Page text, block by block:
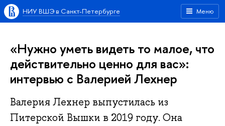
Меню
НИУ ВШЭ в Санкт-Петербурге
«Нужно уметь видеть то малое, что
действительно ценно для вас»:
интервью с Валерией Лехнер
Валерия Лехнер выпустилась из
Питерской Вышки в 2019 году. Она